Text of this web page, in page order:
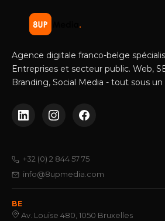
Agence digitale franco-belge
Entreprises et secteur public. Web,
Branding, Social Media - tout sous
+32 (0) 2 844 57 75
info@8upmedia.com
BE
Av. Louise 480, 1050 Bruxelles